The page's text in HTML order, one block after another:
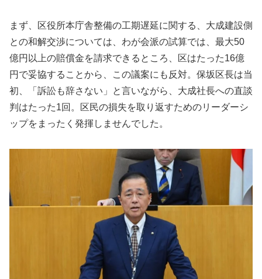
まず、区役所本庁舎整備の工期遅延に関する、大成建設側
との和解交渉については、わが会派の試算では、最大50
億円以上の賠償金を請求できるところ、区はたった16億
円で妥協することから、この議案にも反対。保坂区長は当
初、「訴訟も辞さない」と言いながら、大成社長への直談
判はたった1回。区民の損失を取り返すためのリーダーシ
ップをまったく発揮しませんでした。